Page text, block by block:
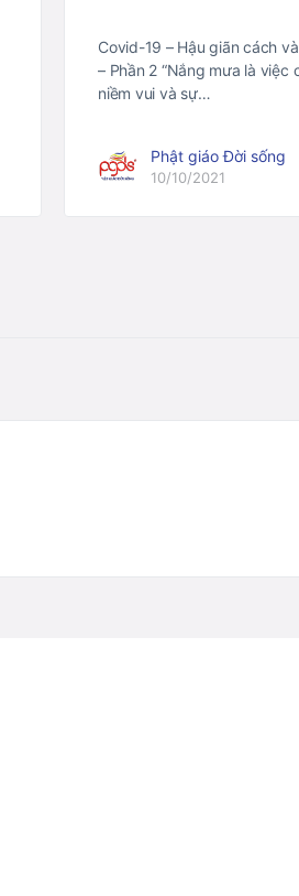
Covid-19 – Hậu giãn cách
– Phần 2 “Nắng mưa là việc
niềm vui và sự…
Phật giáo Đời sống
10/10/2021